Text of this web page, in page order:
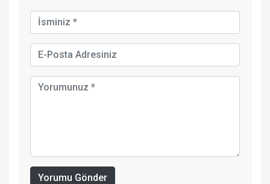
Yorumu Gönder